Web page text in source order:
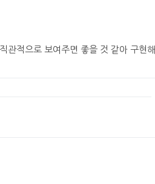
관적으로 보여주면 좋을 것 같아 구현해